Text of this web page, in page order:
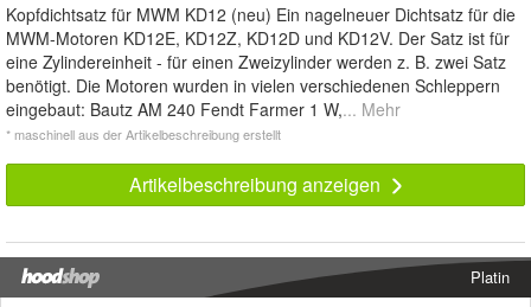
Kopfdichtsatz für MWM KD12 (neu) Ein nagelneuer Dichtsatz für die
MWM-Motoren KD12E, KD12Z, KD12D und KD12V. Der Satz ist für
eine Zylindereinheit - für einen Zweizylinder werden z. B. zwei Satz
benötigt. Die Motoren wurden in vielen verschiedenen Schleppern
eingebaut: Bautz AM 240 Fendt Farmer 1 W,... Mehr
* maschinell aus der Artikelbeschreibung erstellt
Artikelbeschreibung anzeigen
Platin